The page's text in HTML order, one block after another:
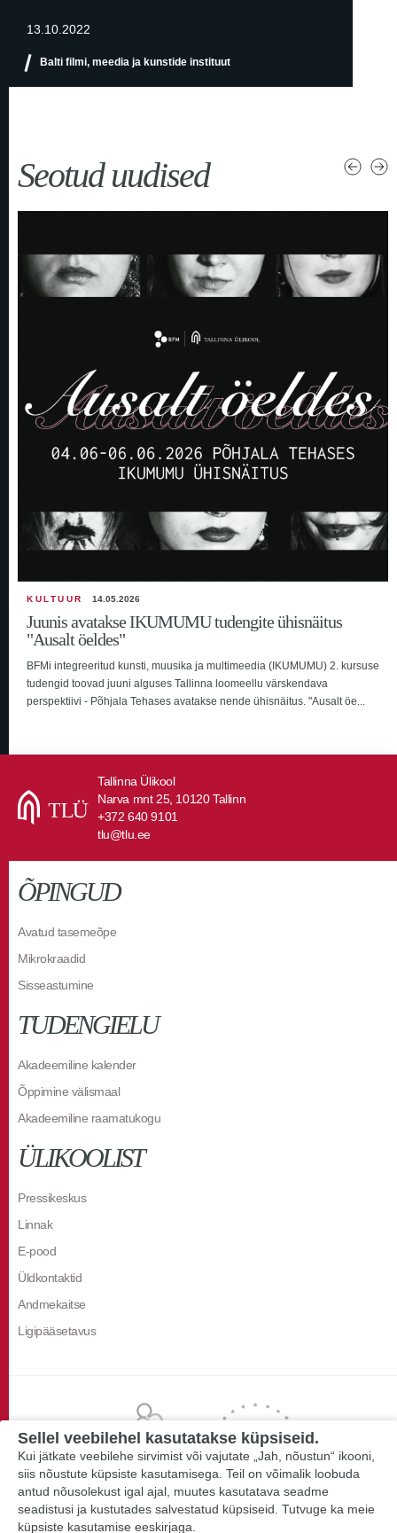
13.10.2022
Balti filmi, meedia ja kunstide instituut
Seotud uudised
KULTUUR 14.05.2026
Juunis avatakse IKUMUMU tudengite ühisnäitus
"Ausalt öeldes"
BFMi integreeritud kunsti, muusika ja multimeedia (IKUMUMU) 2. kursuse
tudengid toovad juuni alguses Tallinna loomeellu värskendava
perspektiivi - Põhjala Tehases avatakse nende ühisnäitus. "Ausalt öe...
Tallinna Ülikool
Narva mnt 25, 10120 Tallinn
+372 640 9101
tlu@tlu.ee
ÕPINGUD
Avatud tasemeõpe
Mikrokraadid
Sisseastumine
TUDENGIELU
Akadeemiline kalender
Õppimine välismaal
Akadeemiline raamatukogu
ÜLIKOOLIST
Pressikeskus
Linnak
E-pood
Üldkontaktid
Andmekaitse
Ligipääsetavus
Sellel veebilehel kasutatakse küpsiseid.
Kui jätkate veebilehe sirvimist või vajutate „Jah, nõustun“ ikooni,
siis nõustute küpsiste kasutamisega. Teil on võimalik loobuda
antud nõusolekust igal ajal, muutes kasutatava seadme
seadistusi ja kustutades salvestatud küpsiseid. Tutvuge ka meie
küpsiste kasutamise eeskirjaga.